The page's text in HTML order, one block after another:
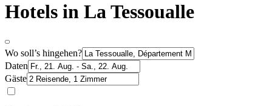
Hotels in La Tessoualle
Wo soll’s hingehen?
Daten
Gäste